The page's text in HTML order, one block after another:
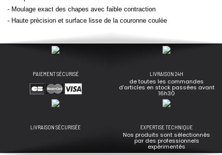
- Moulage exact des chapes avec faible contraction
- Haute précision et surface lisse de la couronne coulée
PAIEMENT SÉCURISÉ LIVRAISON 24H
de toutes les commandes
d’articles en stock passées avant
16h30
LIVRAISON SÉCURISÉE EXPERTISE TECHNIQUE
Nos produits sont sélectionnés
par des professionnels
expérimentés